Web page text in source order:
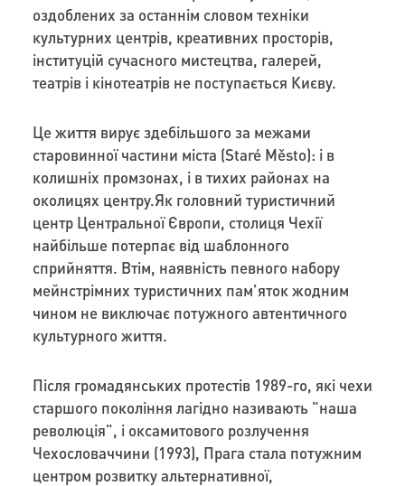
оздоблених за останнім словом техніки
культурних центрів, креативних просторів,
інституцій сучасного мистецтва, галерей,
театрів і кінотеатрів не поступається Києву.
Це життя вирує здебільшого за межами
старовинної частини міста (Staré Město): і в
колишніх промзонах, і в тихих районах на
околицях центру.Як головний туристичний
центр Центральної Європи, столиця Чехії
найбільше потерпає від шаблонного
сприйняття. Втім, наявність певного набору
мейнстрімних туристичних пам’яток жодним
чином не виключає потужного автентичного
культурного життя.
Після громадянських протестів 1989-го, які чехи
старшого покоління лагідно називають "наша
революція", і оксамитового розлучення
Чехословаччини (1993), Прага стала потужним
центром розвитку альтернативної,